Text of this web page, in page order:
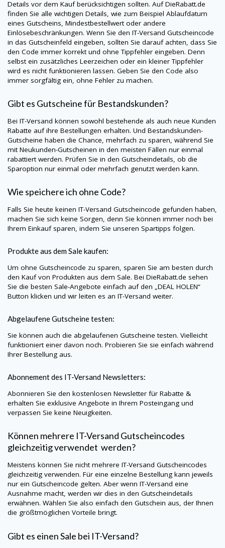
Details vor dem Kauf berücksichtigen sollten. AufDieRabatt.de
finden Sie alle wichtigen Details, wie zum Beispiel Ablaufdatum
eines Gutscheins, Mindestbestellwert oder andere
Einlösebeschränkungen. Wenn Sie den IT-Versand Gutscheincode
in das Gutscheinfeld eingeben, sollten Sie darauf achten, dass Sie
den Code immer korrekt und ohne Tippfehler eingeben. Denn
selbst ein zusätzliches Leerzeichen oder ein kleiner Tippfehler
wird es nicht funktionieren lassen. Geben Sie den Code also
immer sorgfältig ein, ohne Fehler zu machen.
Gibt es Gutscheine für Bestandskunden?
Bei IT-Versand können sowohl bestehende als auch neue Kunden
Rabatte auf ihre Bestellungen erhalten. Und Bestandskunden-
Gutscheine haben die Chance, mehrfach zu sparen, während Sie
mit Neukunden-Gutscheinen in den meisten Fällen nur einmal
rabattiert werden. Prüfen Sie in den Gutscheindetails, ob die
Sparoption nur einmal oder mehrfach genutzt werden kann.
Wie speichere ich ohne Code?
Falls Sie heute keinen IT-Versand Gutscheincode gefunden haben,
machen Sie sich keine Sorgen, denn Sie können immer noch bei
Ihrem Einkauf sparen, indem Sie unseren Spartipps folgen.
Produkte aus dem Sale kaufen:
Um ohne Gutscheincode zu sparen, sparen Sie am besten durch
den Kauf von Produkten aus dem Sale. Bei DieRabatt.de sehen
Sie die besten Sale-Angebote einfach auf den „DEAL HOLEN“
Button klicken und wir leiten es an IT-Versand weiter.
Abgelaufene Gutscheine testen:
Sie können auch die abgelaufenen Gutscheine testen. Vielleicht
funktioniert einer davon noch. Probieren Sie sie einfach während
Ihrer Bestellung aus.
Abonnement des IT-Versand Newsletters:
Abonnieren Sie den kostenlosen Newsletter für Rabatte &
erhalten Sie exklusive Angebote in Ihrem Posteingang und
verpassen Sie keine Neuigkeiten.
Können mehrere IT-Versand Gutscheincodes
gleichzeitig verwendet werden?
Meistens können Sie nicht mehrere IT-Versand Gutscheincodes
gleichzeitig verwenden. Für eine einzelne Bestellung kann jeweils
nur ein Gutscheincode gelten. Aber wenn IT-Versand eine
Ausnahme macht, werden wir dies in den Gutscheindetails
erwähnen. Wählen Sie also einfach den Gutschein aus, der Ihnen
die größtmöglichen Vorteile bringt.
Gibt es einen Sale bei IT-Versand?